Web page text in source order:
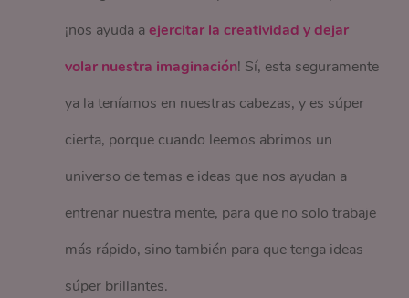
¡nos ayuda aejercitar la creatividad y dejar
volar nuestra imaginación! Sí, esta seguramente
ya la teníamos en nuestras cabezas, y es súper
cierta, porque cuando leemos abrimos un
universo de temas e ideas que nos ayudan a
entrenar nuestra mente, para que no solo trabaje
más rápido, sino también para que tenga ideas
súper brillantes.